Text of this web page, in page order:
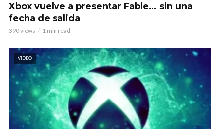
Xbox vuelve a presentar Fable… sin una
fecha de salida
390 views 1 min read
VIDEO